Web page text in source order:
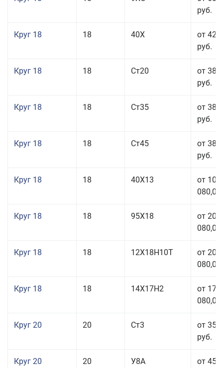
руб.
Круг 18 18 40Х
от 42
руб.
Круг 18 18 Ст20
от 38
руб.
Круг 18 18 Ст35
от 38
руб.
Круг 18 18 Ст45
от 38
руб.
Круг 18 18 40Х13
от 103
080,00
Круг 18 18 95Х18
от 208
080,00
Круг 18 18 12Х18Н10Т
от 209
080,00
Круг 18 18 14Х17Н2
от 175
080,00
Круг 20 20 Ст3
от 35
руб.
Круг 20 20 У8А
от 45